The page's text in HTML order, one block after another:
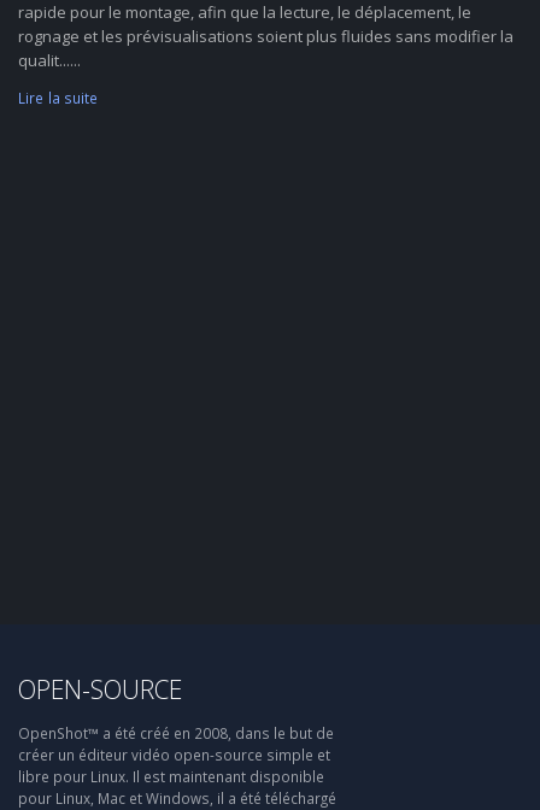
rapide pour le montage, afin que la lecture, le déplacement, le
rognage et les prévisualisations soient plus fluides sans modifier la
qualit......
Lire la suite
OPEN-SOURCE
OpenShot™ a été créé en 2008, dans le but de
créer un éditeur vidéo open-source simple et
libre pour Linux. Il est maintenant disponible
pour Linux, Mac et Windows, il a été téléchargé